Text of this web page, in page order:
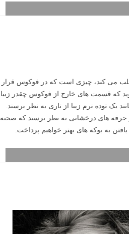
می کند، چیزی است که در فوکوس قرار
که قسمت های خارج از فوکوس چقدر زیبا
توده نرم زیبا از تاری به نظر برسند.
جرقه های درخشانی به نظر برسند که صحنه